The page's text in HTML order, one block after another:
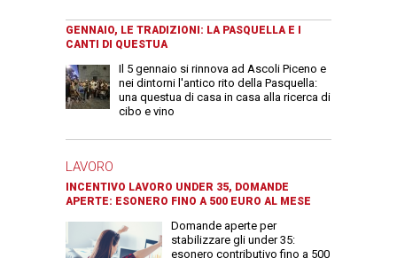
GENNAIO, LE TRADIZIONI: LA PASQUELLA E I
CANTI DI QUESTUA
Il 5 gennaio si rinnova ad Ascoli Piceno e
nei dintorni l'antico rito della Pasquella:
una questua di casa in casa alla ricerca di
cibo e vino
LAVORO
INCENTIVO LAVORO UNDER 35, DOMANDE
APERTE: ESONERO FINO A 500 EURO AL MESE
Domande aperte per
stabilizzare gli under 35:
esonero contributivo fino a 500